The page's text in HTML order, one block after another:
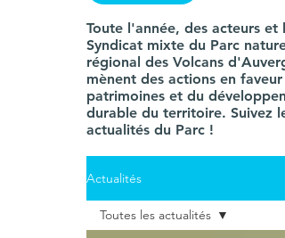
Toute l'année, des acteurs et le
Syndicat mixte du Parc naturel
régional des Volcans
mènent des actions en faveur
patrimoines et du
durable du territoire. Suivez
actualités du Parc !
Actualités
Toutes les actualités